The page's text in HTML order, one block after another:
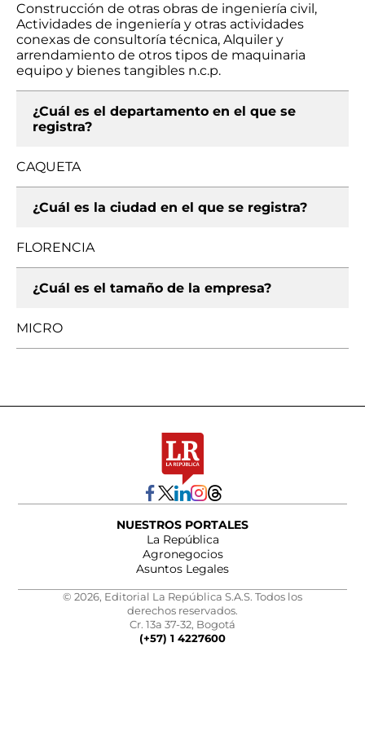
Construcción de otras obras de ingeniería civil,
Actividades de ingeniería y otras actividades
conexas de consultoría técnica, Alquiler y
arrendamiento de otros tipos de maquinaria
equipo y bienes tangibles n.c.p.
¿Cuál es el departamento en el que se
registra?
CAQUETA
¿Cuál es la ciudad en el que se registra?
FLORENCIA
¿Cuál es el tamaño de la empresa?
MICRO
NUESTROS PORTALES
La República
Agronegocios
Asuntos Legales
© 2026, Editorial La República S.A.S. Todos los
derechos reservados.
Cr. 13a 37-32, Bogotá
(+57) 1 4227600